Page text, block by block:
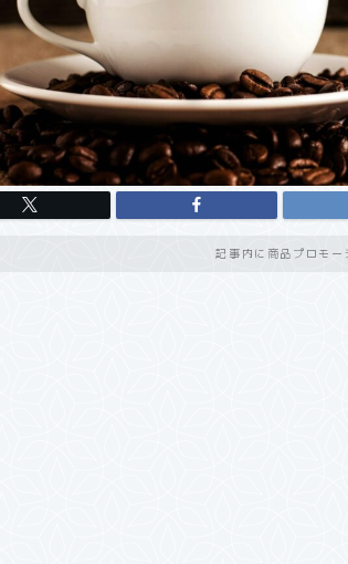
記事内に商品プロモ